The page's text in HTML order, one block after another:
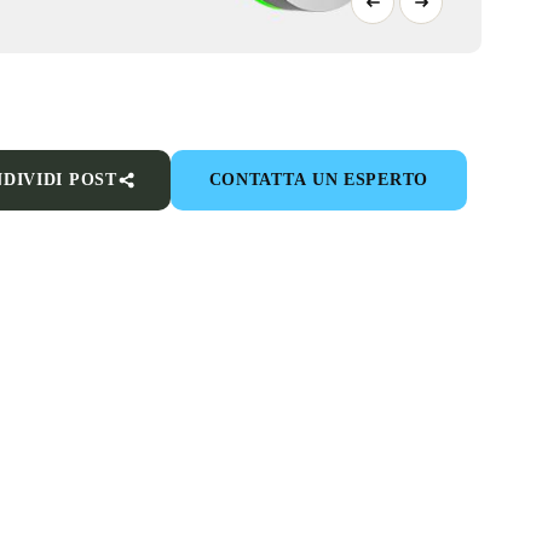
POST CONTATTA UN ESPERTO